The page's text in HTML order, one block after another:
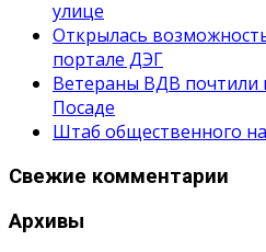
улице
Открылась
портале ДЭГ
Ветераны ВДВ почтили
Посаде
Штаб общественного
Свежие комментарии
Архивы